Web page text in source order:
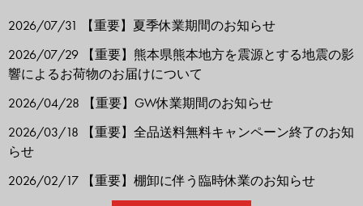
2026/07/31
【重要】夏季休業期間のお知らせ
2026/07/29
【重要】熊本県熊本地方を震源とする地震の影
響によるお荷物のお届けについて
2026/04/28
【重要】GW休業期間のお知らせ
2026/03/18
【重要】全品送料無料キャンペーン終了のお知
らせ
2026/02/17
【重要】棚卸に伴う臨時休業のお知らせ